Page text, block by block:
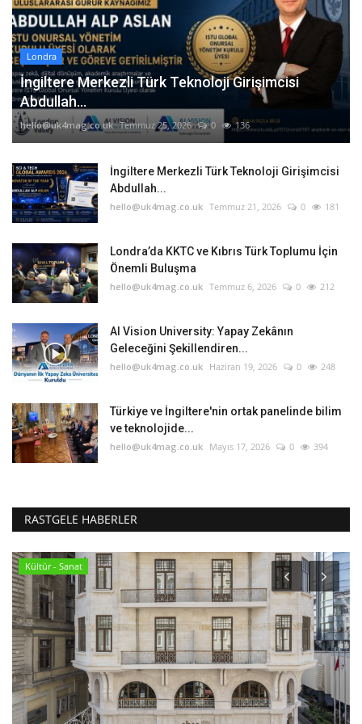
Londra
İngiltere Merkezli Türk Teknoloji Girişimcisi
Abdullah...
hello@uk4mag.co.uk Temmuz 25, 2026 0 136
İngiltere Merkezli Türk Teknoloji Girişimcisi
Abdullah...
hello@uk4mag.co.uk Temmuz 21, 2026 0 181
Londra’da KKTC ve Kıbrıs Türk Toplumu İçin
Önemli Buluşma
hello@uk4mag.co.uk Temmuz 6, 2026 0 212
AI Vision University: Yapay Zekânın
Geleceğini Şekillendiren...
hello@uk4mag.co.uk Haziran 19, 2026 0 248
Türkiye ve İngiltere'nin ortak panelinde bilim
ve teknolojide...
hello@uk4mag.co.uk Mayıs 17, 2026 0 394
RASTGELE HABERLER
Kültür - Sanat